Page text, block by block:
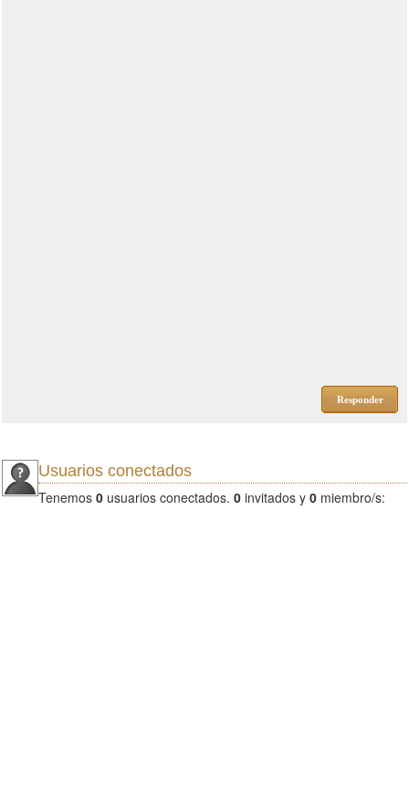
Responder
Usuarios conectados
Tenemos 0 usuarios conectados. 0 invitados y 0 miembro/s: